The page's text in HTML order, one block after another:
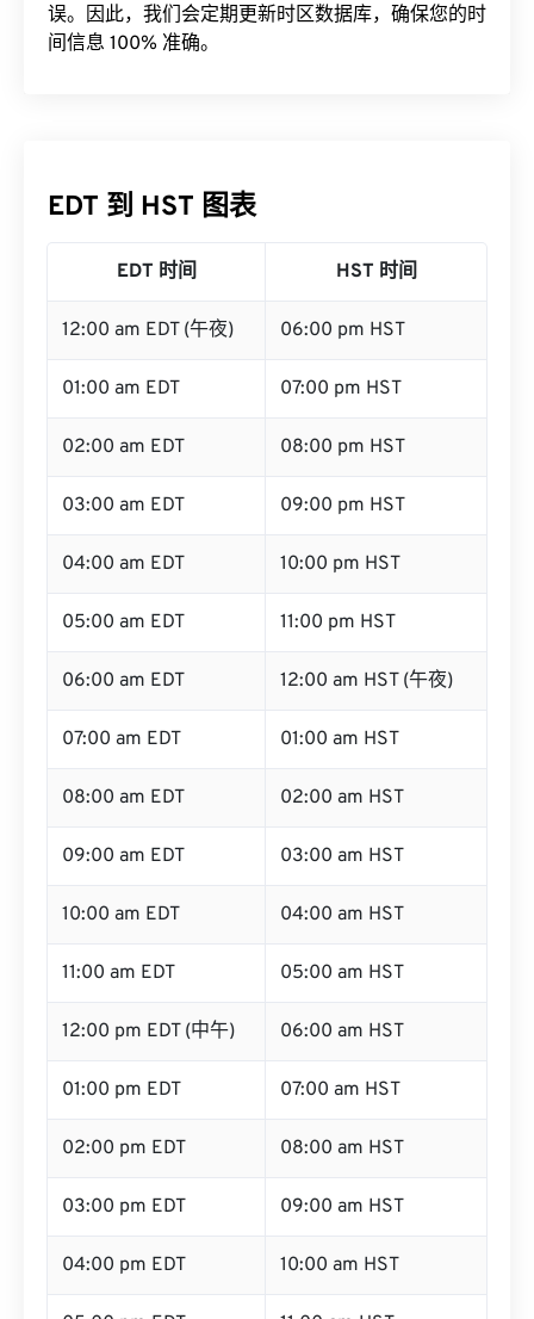
误。因此，我们会定期更新时区数据库，确保您的时
间信息 100% 准确。
EDT 到 HST 图表
EDT 时间 HST 时间
12:00 am EDT (午夜) 06:00 pm HST
01:00 am EDT 07:00 pm HST
02:00 am EDT 08:00 pm HST
03:00 am EDT 09:00 pm HST
04:00 am EDT 10:00 pm HST
05:00 am EDT 11:00 pm HST
06:00 am EDT 12:00 am HST (午夜)
07:00 am EDT 01:00 am HST
08:00 am EDT 02:00 am HST
09:00 am EDT 03:00 am HST
10:00 am EDT 04:00 am HST
11:00 am EDT 05:00 am HST
12:00 pm EDT (中午) 06:00 am HST
01:00 pm EDT 07:00 am HST
02:00 pm EDT 08:00 am HST
03:00 pm EDT 09:00 am HST
04:00 pm EDT 10:00 am HST